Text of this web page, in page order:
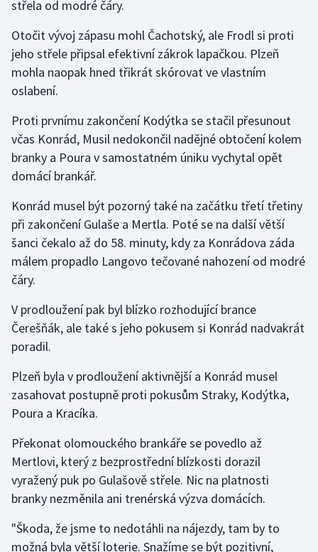
střela od modré čáry.
Otočit vývoj zápasu mohl Čachotský, ale Frodl si proti
jeho střele připsal efektivní zákrok lapačkou. Plzeň
mohla naopak hned třikrát skórovat ve vlastním
oslabení.
Proti prvnímu zakončení Kodýtka se stačil přesunout
včas Konrád, Musil nedokončil nadějné obtočení kolem
branky a Poura v samostatném úniku vychytal opět
domácí brankář.
Konrád musel být pozorný také na začátku třetí třetiny
při zakončení Gulaše a Mertla. Poté se na další větší
šanci čekalo až do 58. minuty, kdy za Konrádova záda
málem propadlo Langovo tečované nahození od modré
čáry.
V prodloužení pak byl blízko rozhodující brance
Čerešňák, ale také s jeho pokusem si Konrád nadvakrát
poradil.
Plzeň byla v prodloužení aktivnější a Konrád musel
zasahovat postupně proti pokusům Straky, Kodýtka,
Poura a Kracíka.
Překonat olomouckého brankáře se povedlo až
Mertlovi, který z bezprostřední blízkosti dorazil
vyražený puk po Gulašově střele. Nic na platnosti
branky nezměnila ani trenérská výzva domácích.
"Škoda, že jsme to nedotáhli na nájezdy, tam by to
možná byla větší loterie. Snažíme se být pozitivní,